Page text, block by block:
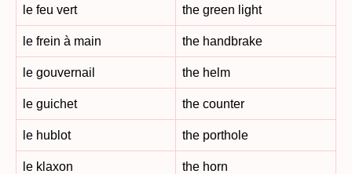
le feu vert the green light
le frein à main the handbrake
le gouvernail the helm
le guichet the counter
le hublot the porthole
le klaxon the horn